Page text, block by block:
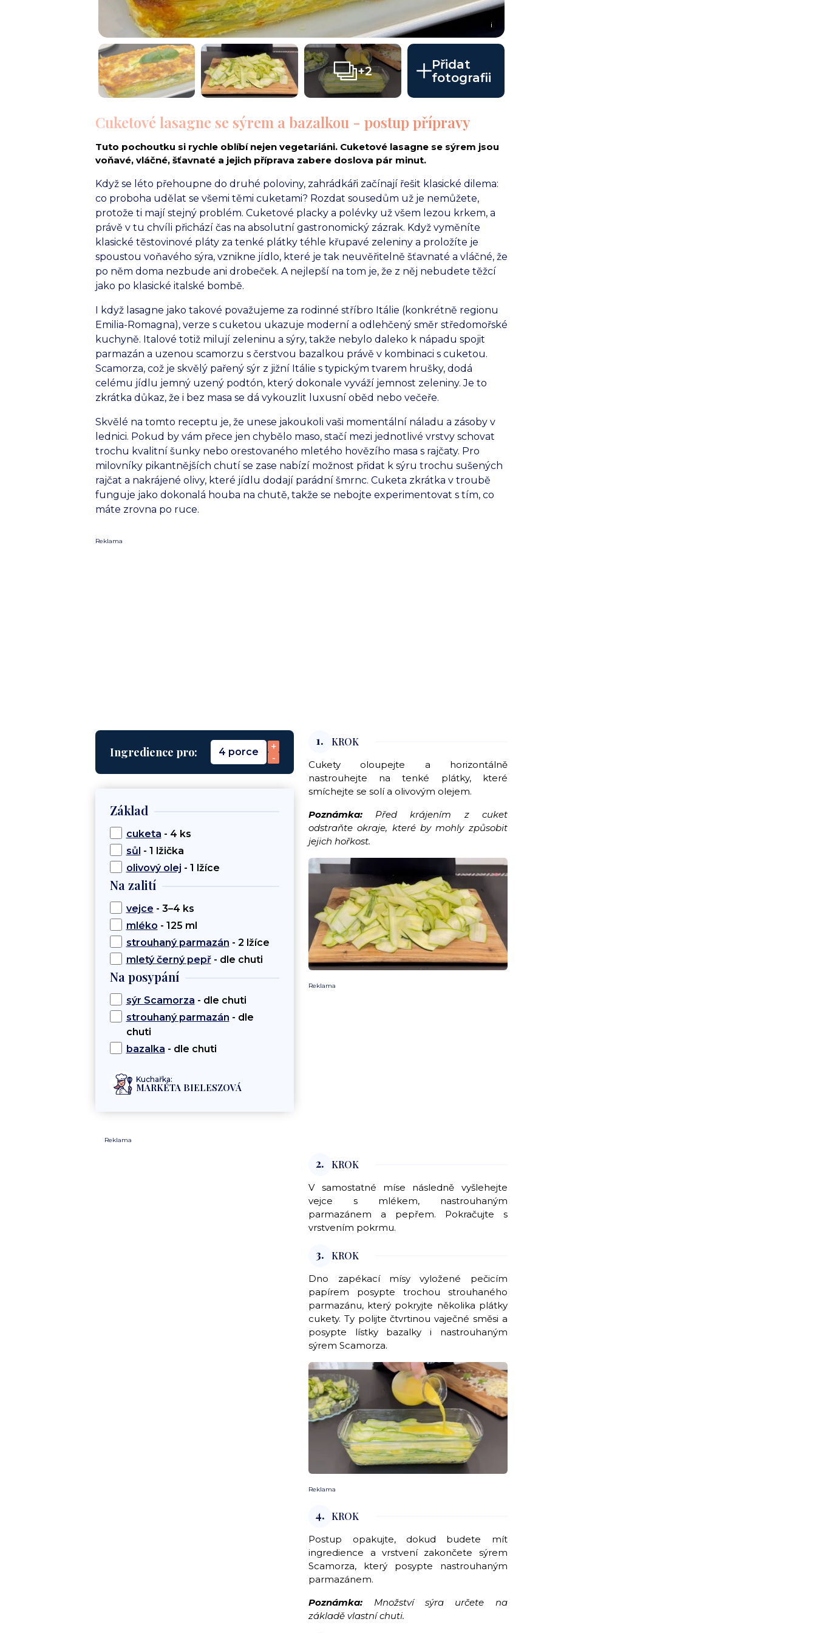
i
+2
Přidat
fotografii
Cuketové lasagne se sýrem a bazalkou - postup přípravy
Tuto pochoutku si rychle oblíbí nejen vegetariáni. Cuketové lasagne se sýrem jsou
voňavé, vláčné, šťavnaté a jejich příprava zabere doslova pár minut.
Když se léto přehoupne do druhé poloviny, zahrádkáři začínají řešit klasické dilema:
co proboha udělat se všemi těmi cuketami? Rozdat sousedům už je nemůžete,
protože ti mají stejný problém. Cuketové placky a polévky už všem lezou krkem, a
právě v tu chvíli přichází čas na absolutní gastronomický zázrak. Když vyměníte
klasické těstovinové pláty za tenké plátky téhle křupavé zeleniny a proložíte je
spoustou voňavého sýra, vznikne jídlo, které je tak neuvěřitelně šťavnaté a vláčné, že
po něm doma nezbude ani drobeček. A nejlepší na tom je, že z něj nebudete těžcí
jako po klasické italské bombě.
I když lasagne jako takové považujeme za rodinné stříbro Itálie (konkrétně regionu
Emilia-Romagna), verze s cuketou ukazuje moderní a odlehčený směr středomořské
kuchyně. Italové totiž milují zeleninu a sýry, takže nebylo daleko k nápadu spojit
parmazán a uzenou scamorzu s čerstvou bazalkou právě v kombinaci s cuketou.
Scamorza, což je skvělý pařený sýr z jižní Itálie s typickým tvarem hrušky, dodá
celému jídlu jemný uzený podtón, který dokonale vyváží jemnost zeleniny. Je to
zkrátka důkaz, že i bez masa se dá vykouzlit luxusní oběd nebo večeře.
Skvělé na tomto receptu je, že unese jakoukoli vaši momentální náladu a zásoby v
lednici. Pokud by vám přece jen chybělo maso, stačí mezi jednotlivé vrstvy schovat
trochu kvalitní šunky nebo orestovaného mletého hovězího masa s rajčaty. Pro
milovníky pikantnějších chutí se zase nabízí možnost přidat k sýru trochu sušených
rajčat a nakrájené olivy, které jídlu dodají parádní šmrnc. Cuketa zkrátka v troubě
funguje jako dokonalá houba na chutě, takže se nebojte experimentovat s tím, co
máte zrovna po ruce.
Reklama
Ingredience pro: 4 porce
+
-
Základ
cuketa - 4 ks
sůl - 1 lžička
olivový olej - 1 lžíce
Na zalití
vejce - 3–4 ks
mléko - 125 ml
strouhaný parmazán - 2 lžíce
mletý černý pepř- dle chuti
Na posypání
sýr Scamorza - dle chuti
strouhaný parmazán - dle
chuti
bazalka - dle chuti
Kuchařka:
MARKÉTA BIELESZOVÁ
Reklama
1. KROK
Cukety oloupejte a horizontálně
nastrouhejte na tenké plátky, které
smíchejte se solí a olivovým olejem.
Poznámka: Před krájením z cuket
odstraňte okraje, které by mohly způsobit
jejich hořkost.
Reklama
2. KROK
V samostatné míse následně vyšlehejte
vejce s mlékem, nastrouhaným
parmazánem a pepřem. Pokračujte s
vrstvením pokrmu.
3. KROK
Dno zapékací mísy vyložené pečicím
papírem posypte trochou strouhaného
parmazánu, který pokryjte několika plátky
cukety. Ty polijte čtvrtinou vaječné směsi a
posypte lístky bazalky i nastrouhaným
sýrem Scamorza.
Reklama
4. KROK
Postup opakujte, dokud budete mít
ingredience a vrstvení zakončete sýrem
Scamorza, který posypte nastrouhaným
parmazánem.
Poznámka: Množství sýra určete na
základě vlastní chuti.